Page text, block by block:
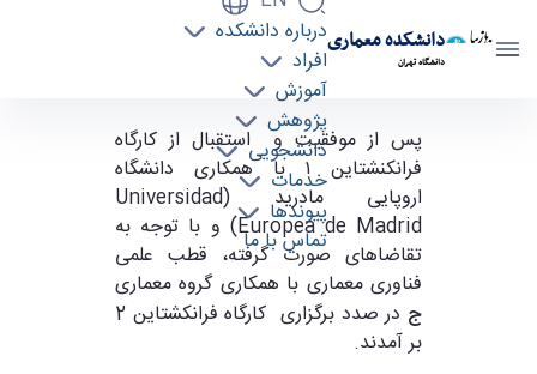
دانشکده معماری
دانشگاه تهران
درباره دانشکده
افراد
آموزش
پژوهش
دانشجویی
خدمات
پیوندها
تماس با ما
کارگاه معماری فرانکنشتاین تهران ۲ (Frankenstein
Architecture Workshop in Tehran 2) -
دانشکده معماری arch
پس از موفقیت و استقبال از کارگاه
فرانکنشتاین ۱ با همکاری دانشگاه
اروپایی مادرید (Universidad
Europea de Madrid) و با توجه به
تقاضاهای صورت گرفته، قطب علمی
فناوری معماری با همکاری گروه معماری
ج
در صدد برگزاری کارگاه فرانکشتاین 2
بر آمدند.